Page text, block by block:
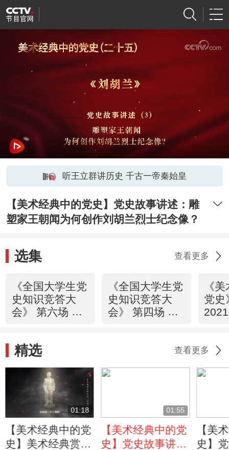
听王立群讲历史 千古一帝秦始皇
【美术经典中的党史】党史故事讲述：雕
塑家王朝闻为何创作刘胡兰烈士纪念像？
选集 查看更多
《全国大学生党
史知识竞答大
会》 第六场 改
《全国大学生党
史知识竞答大
会》 第四场 换
《
党史
精选 查看更多
01:18
【美术经典中的党
史】美术经典赏
01:55
【美术经典中的党
史】党史故事讲
【美
史】